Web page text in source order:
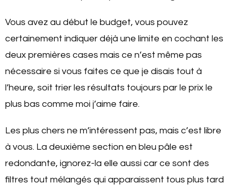
Vous avez au début le budget, vous pouvez
certainement indiquer déjà une limite en cochant les
deux premières cases mais ce n’est même pas
nécessaire si vous faites ce que je disais tout à
l’heure, soit trier les résultats toujours par le prix le
plus bas comme moi j’aime faire.
Les plus chers ne m’intéressent pas, mais c’est libre
à vous. La deuxième section en bleu pâle est
redondante, ignorez-la elle aussi car ce sont des
filtres tout mélangés qui apparaissent tous plus tard